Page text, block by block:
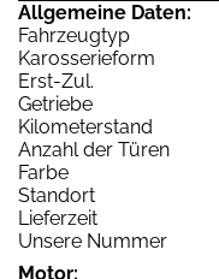
Allgemeine Daten:
Fahrzeugtyp
Karosserieform
Erst-Zul.
Getriebe
Kilometerstand
Anzahl der Türen
Farbe
Standort
Lieferzeit
Unsere Nummer
Motor: